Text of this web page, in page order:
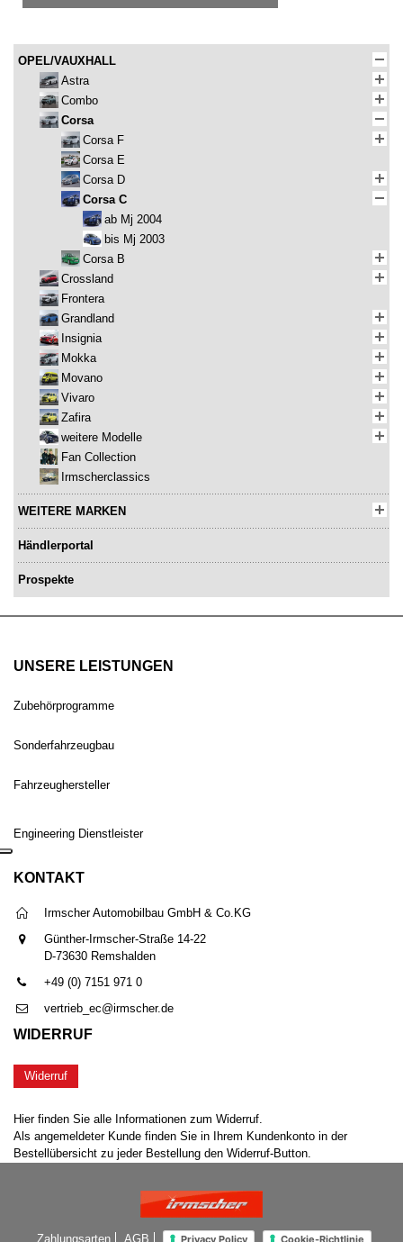
OPEL/VAUXHALL
Astra
Combo
Corsa
Corsa F
Corsa E
Corsa D
Corsa C
ab Mj 2004
bis Mj 2003
Corsa B
Crossland
Frontera
Grandland
Insignia
Mokka
Movano
Vivaro
Zafira
weitere Modelle
Fan Collection
Irmscherclassics
WEITERE MARKEN
Händlerportal
Prospekte
UNSERE LEISTUNGEN
Zubehörprogramme
Sonderfahrzeugbau
Fahrzeughersteller
Engineering Dienstleister
KONTAKT
Irmscher Automobilbau GmbH & Co.KG
Günther-Irmscher-Straße 14-22
D-73630 Remshalden
+49 (0) 7151 971 0
vertrieb_ec@irmscher.de
WIDERRUF
Widerruf
Hier finden Sie alle Informationen zum Widerruf.
Als angemeldeter Kunde finden Sie in Ihrem Kundenkonto in der
Bestellübersicht zu jeder Bestellung den Widerruf-Button.
Zahlungsarten AGB